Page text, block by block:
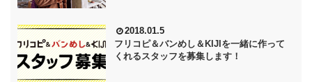
2018.01.5
フリコピ＆バンめし＆KIJIを一緒に作って
くれるスタッフを募集します！